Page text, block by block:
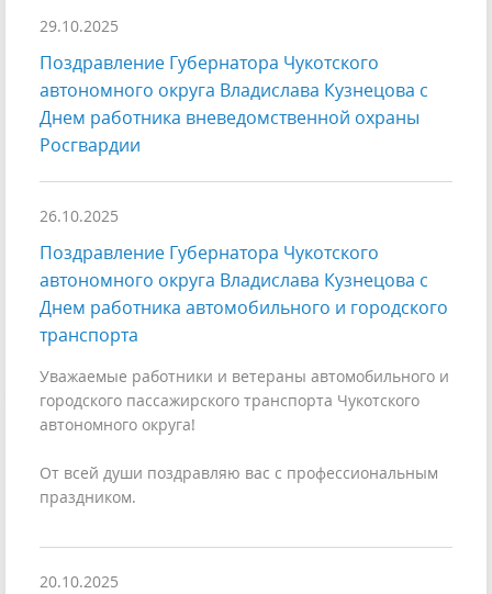
29.10.2025
Поздравление Губернатора Чукотского
автономного округа Владислава Кузнецова с
Днем работника вневедомственной охраны
Росгвардии
26.10.2025
Поздравление Губернатора Чукотского
автономного округа Владислава Кузнецова с
Днем работника автомобильного и городского
транспорта
Уважаемые работники и ветераны автомобильного и
городского пассажирского транспорта Чукотского
автономного округа!
От всей души поздравляю вас с профессиональным
праздником.
20.10.2025